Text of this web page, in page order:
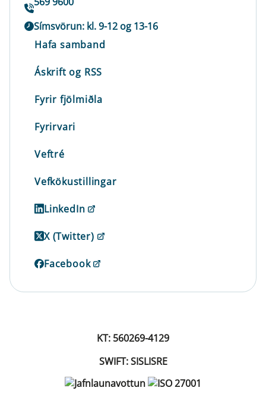
Símsvörun: kl. 9-12 og 13-16
Hafa samband
Áskrift og RSS
Fyrir fjölmiðla
Fyrirvari
Veftré
Vefkökustillingar
LinkedIn
X (Twitter)
Facebook
KT: 560269-4129
SWIFT: SISLISRE